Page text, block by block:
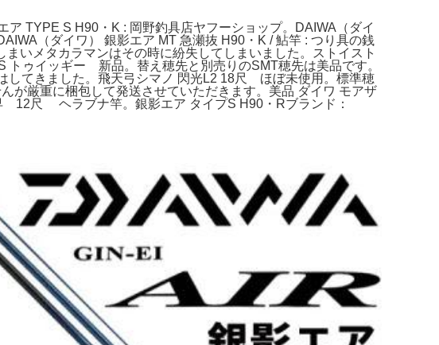
TYPE S H90・K : 岡野釣具店ヤフーショップ。DAIWA（ダイ
（ダイワ） 銀影エア MT 急瀬抜 H90・K / 鮎竿 : つり具の銭
いメタカラマンはその時に紛失してしまいました。ストイスト
ゥイッギー 新品。替え穂先と別売りのSMT穂先は美品です。
してきました。飛天弓シマノ 閃光L2 18尺 ほぼ未使用。標準穂
厳重に梱包して発送させていただきます。美品 ダイワ モアザ
12尺 ヘラブナ竿。銀影エア タイプS H90・Rブランド：